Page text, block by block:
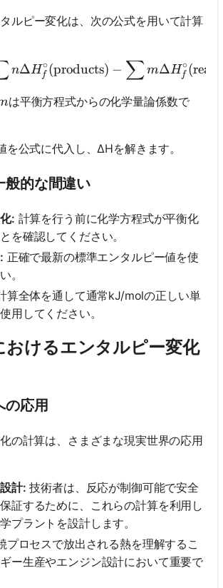
ルピー変化は、次の公式を用いて計算
\Delta H^\circ_{rxn}
nΔHf
∘(products) − ∑mΔHf
∘(
は平衡方程式からの化学量論係数で
を公式に代入し、ΔHを解きます。
般的な間違い
: 計算を行う前に化学方程式が平衡化
を確認してください。
正確で最新の標準エンタルピー値を使
。
算全体を通して通常kJ/molの正しい単
用してください。
おけるエンタルピー変化
の応用
の計算は、さまざまな現実世界の応用
計: 技術者は、反応が制御可能で安全
証するために、これらの計算を利用し
プラントを設計します。
プロセスで放出される熱を理解するこ
ー生産やエンジン設計において重要で